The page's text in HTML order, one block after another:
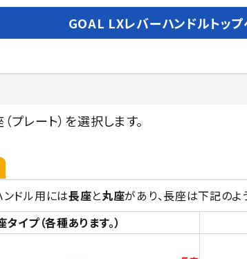
GOAL LXレバーハンドルトッ
プレート）を選択します。
ンドル用には長座と丸座があり、長座は下記のよ
タイプ（各種あります。）